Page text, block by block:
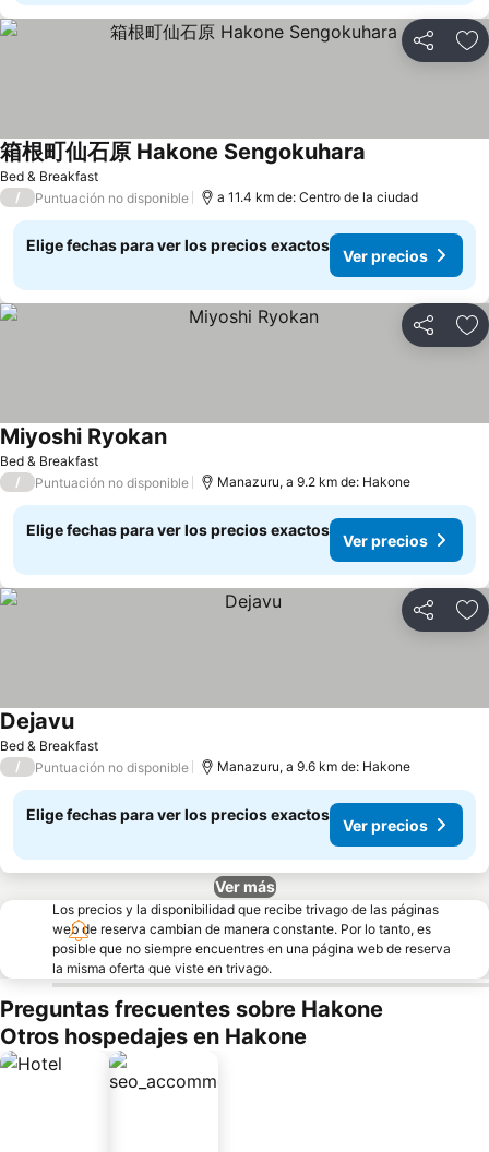
Compartir
Bed & Breakfast
箱根町仙石原 Hakone Sengokuhara
/ Puntuación no disponible a 11.4 km de: Centro de la ciudad
Elige fechas para ver los precios exactos
Ver precios
Compartir
Bed & Breakfast
Miyoshi Ryokan
/ Puntuación no disponible Manazuru, a 9.2 km de: Hakone
Elige fechas para ver los precios exactos
Ver precios
Compartir
Bed & Breakfast
Dejavu
/ Puntuación no disponible Manazuru, a 9.6 km de: Hakone
Elige fechas para ver los precios exactos
Ver precios
Ver más
Los precios y la disponibilidad que recibe trivago de las páginas
web de reserva cambian de manera constante. Por lo tanto, es
posible que no siempre encuentres en una página web de reserva
la misma oferta que viste en trivago.
Preguntas frecuentes sobre Hakone
Otros hospedajes en Hakone